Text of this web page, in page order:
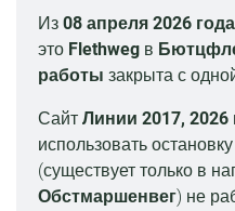
Из 08 апреля 2026 года
это Flethweg в
работы закрыта с
Сайт Линии 2017, 2026
использовать остановку
(существует только в
Обстмаршенвег) не